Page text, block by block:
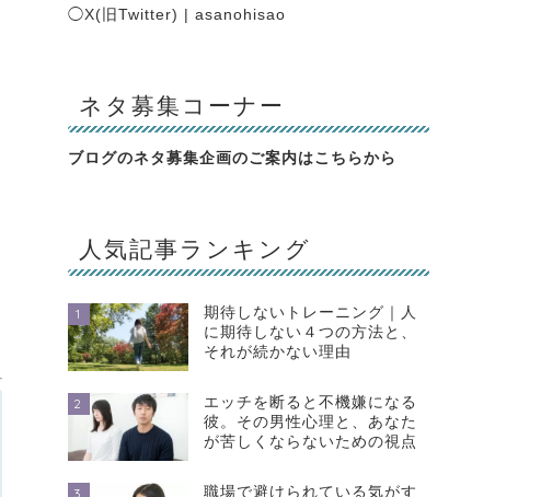
◯X(旧Twitter) | asanohisao
ネタ募集コーナー
ブログのネタ募集企画のご案内はこちらから
人気記事ランキング
1
期待しないトレーニング｜人
に期待しない４つの方法と、
それが続かない理由
2
エッチを断ると不機嫌になる
彼。その男性心理と、あなた
が苦しくならないための視点
3
職場で避けられている気がす